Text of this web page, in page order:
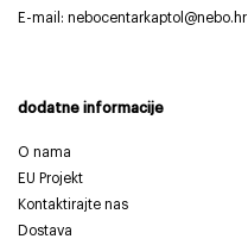
E-mail: nebocentarkaptol@nebo.hr
dodatne informacije
O nama
EU Projekt
Kontaktirajte nas
Dostava